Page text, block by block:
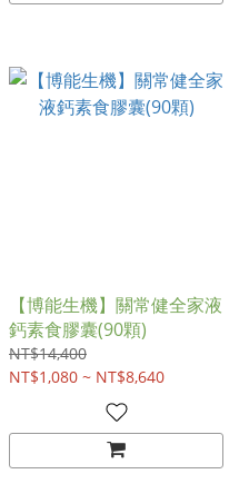
【博能生機】關常健全家液
鈣素食膠囊(90顆)
NT$14,400
NT$1,080 ~ NT$8,640